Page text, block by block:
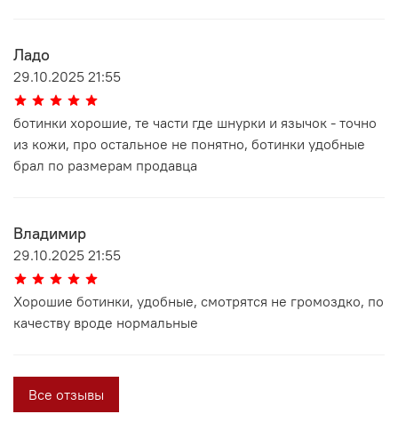
Ладо
29.10.2025 21:55
ботинки хорошие, те части где шнурки и язычок - точно
из кожи, про остальное не понятно, ботинки удобные
брал по размерам продавца
Владимир
29.10.2025 21:55
Хорошие ботинки, удобные, смотрятся не громоздко, по
качеству вроде нормальные
Все отзывы